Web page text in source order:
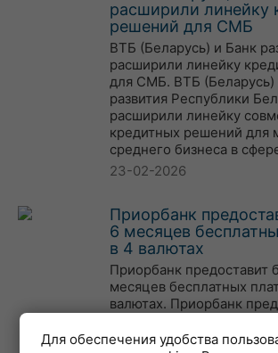
расширили линейку
решений для СМБ
ВТБ (Беларусь) и Банк
расширили линейку
для СМБ. ВТБ (Беларусь)
развития Республики
расширили линейку
кредитных решений для
среднего бизнеса в
23-02-2026
Приорбанк
6 месяцев
в 4 валютах
Приорбанк предоставит
месяцев бесплатных
валютах. Приорбанк
платежей и
Для обеспечения удобства